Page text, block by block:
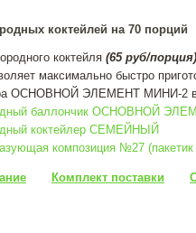
коктейлей на 70 порций
коктейля (65 руб/порция)
максимально быстро
ОСНОВНОЙ ЭЛЕМЕНТ МИНИ-2
баллончик ОСНОВНОЙ
коктейлер СЕМЕЙНЫЙ
композиция №27 (пакетик
Комплект поставки